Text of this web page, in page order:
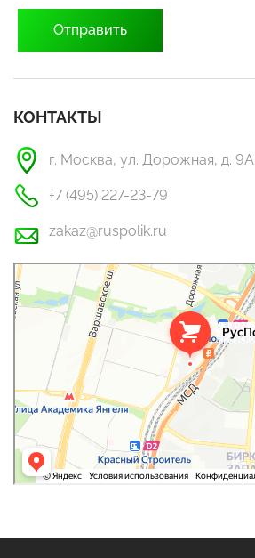
КОНТАКТЫ
г. Москва, ул. Дорожная, д. 9А
+7 (495) 227-23-79
zakaz@ruspolik.ru
РусПолик
Оргстекло, поликарбонат в Москве
Строительные и отделочные работы в Москве